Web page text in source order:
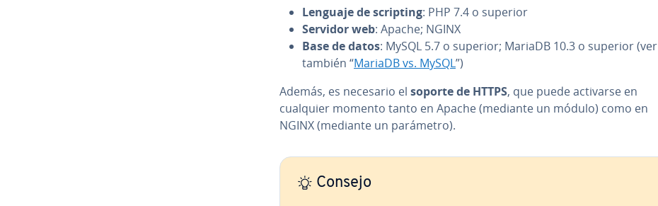
Lenguaje de scripting: PHP 7.4 o superior
Servidor web: Apache; NGINX
Base de datos: MySQL 5.7 o superior; MariaDB 10.3 o superior (ver
también “MariaDB vs. MySQL”)
Además, es necesario el soporte de HTTPS, que puede activarse en
cualquier momento tanto en Apache (mediante un módulo) como en
NGINX (mediante un parámetro).
Consejo